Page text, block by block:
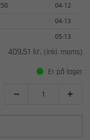
04-12
04-13
05-13
409,51 kr. (inkl. moms)
Er på lager
 